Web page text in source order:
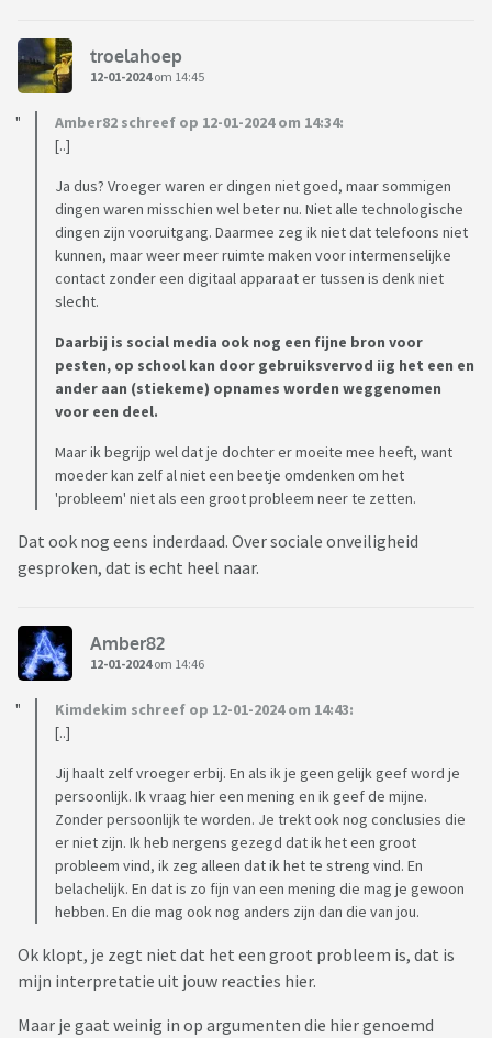
troelahoep
12-01-2024om 14:45
Amber82 schreef op 12-01-2024 om 14:34:
[..]
Ja dus? Vroeger waren er dingen niet goed, maar sommigen
dingen waren misschien wel beter nu. Niet alle technologische
dingen zijn vooruitgang. Daarmee zeg ik niet dat telefoons niet
kunnen, maar weer meer ruimte maken voor intermenselijke
contact zonder een digitaal apparaat er tussen is denk niet
slecht.
Daarbij is social media ook nog een fijne bron voor
pesten, op school kan door gebruiksvervod iig het een en
ander aan (stiekeme) opnames worden weggenomen
voor een deel.
Maar ik begrijp wel dat je dochter er moeite mee heeft, want
moeder kan zelf al niet een beetje omdenken om het
'probleem' niet als een groot probleem neer te zetten.
Dat ook nog eens inderdaad. Over sociale onveiligheid
gesproken, dat is echt heel naar.
Amber82
12-01-2024om 14:46
Kimdekim schreef op 12-01-2024 om 14:43:
[..]
Jij haalt zelf vroeger erbij. En als ik je geen gelijk geef word je
persoonlijk. Ik vraag hier een mening en ik geef de mijne.
Zonder persoonlijk te worden. Je trekt ook nog conclusies die
er niet zijn. Ik heb nergens gezegd dat ik het een groot
probleem vind, ik zeg alleen dat ik het te streng vind. En
belachelijk. En dat is zo fijn van een mening die mag je gewoon
hebben. En die mag ook nog anders zijn dan die van jou.
Ok klopt, je zegt niet dat het een groot probleem is, dat is
mijn interpretatie uit jouw reacties hier.
Maar je gaat weinig in op argumenten die hier genoemd